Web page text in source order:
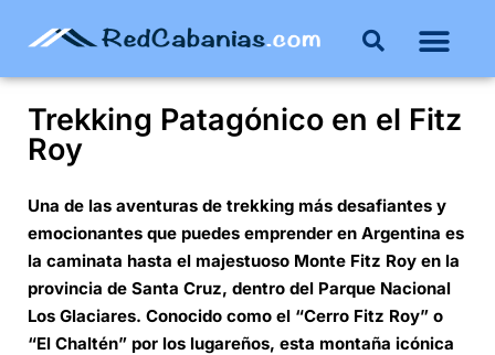
Trekking Patagónico en el Fitz
Roy
Una de las aventuras de trekking más desafiantes y
emocionantes que puedes emprender en Argentina es
la caminata hasta el majestuoso Monte Fitz Roy en la
provincia de Santa Cruz, dentro del Parque Nacional
Los Glaciares. Conocido como el “Cerro Fitz Roy” o
“El Chaltén” por los lugareños, esta montaña icónica